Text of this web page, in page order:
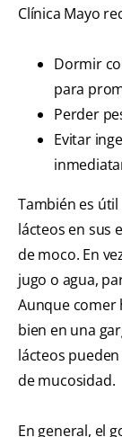
Clínica Mayo
Dormir
para
Perder
Evitar
También es
lácteos en sus
de moco. En
jugo o agua,
Aunque comer
bien en una
lácteos
de mucosidad.
En general, el